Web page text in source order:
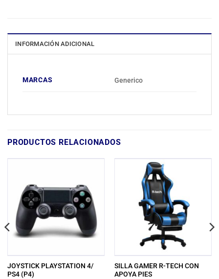
INFORMACIÓN ADICIONAL
MARCAS Generico
PRODUCTOS RELACIONADOS
JOYSTICK PLAYSTATION 4/
PS4 (P4)
SILLA GAMER R-TECH CON
APOYA PIES